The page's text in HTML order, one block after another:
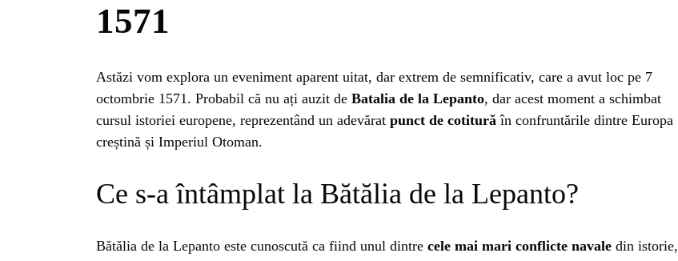
1571
Astăzi vom explora un eveniment aparent uitat, dar extrem de semnificativ, care a avut loc pe 7
octombrie 1571. Probabil că nu ați auzit de Batalia de la Lepanto, dar acest moment a schimbat
cursul istoriei europene, reprezentând un adevărat punct de cotitură în confruntările dintre Europa
creștină și Imperiul Otoman.
Ce s-a întâmplat la Bătălia de la Lepanto?
Bătălia de la Lepanto este cunoscută ca fiind unul dintre cele mai mari conflicte navale din istorie,
HOME